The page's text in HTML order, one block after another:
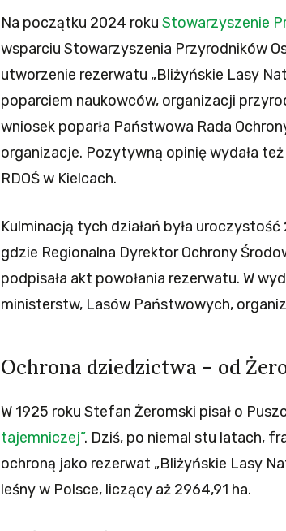
Na początku 2024 roku Stowarzyszenie
wsparciu Stowarzyszenia Przyrodników
utworzenie rezerwatu „Bliżyńskie Lasy
poparciem naukowców, organizacji
wniosek poparła Państwowa Rada
organizacje. Pozytywną opinię wydała
RDOŚ w Kielcach.
Kulminacją tych działań była
gdzie Regionalna Dyrektor Ochrony
podpisała akt powołania rezerwatu. W
ministerstw, Lasów Państwowych,
Ochrona dziedzictwa – od
W 1925 roku Stefan Żeromski pisał o
tajemniczej”. Dziś, po niemal stu latach,
ochroną jako rezerwat „Bliżyńskie Lasy
leśny w Polsce, liczący aż 2964,91 ha.